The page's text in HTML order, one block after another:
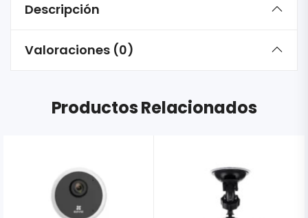
Descripción
Valoraciones (0)
Productos Relacionados